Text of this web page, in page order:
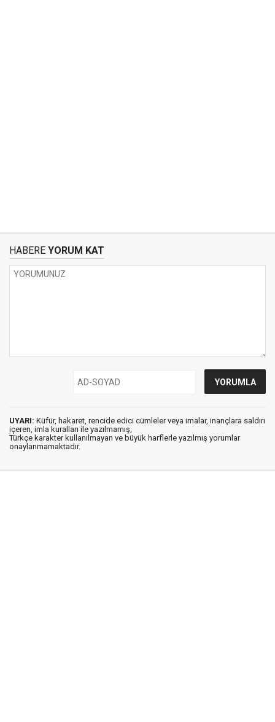
HABERE YORUM KAT
UYARI: Küfür, hakaret, rencide edici cümleler veya imalar, inançlara saldırı
içeren, imla kuralları ile yazılmamış,
Türkçe karakter kullanılmayan ve büyük harflerle yazılmış yorumlar
onaylanmamaktadır.